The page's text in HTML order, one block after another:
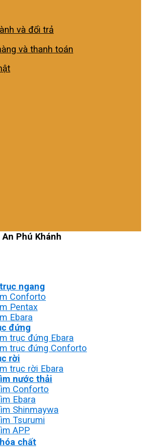
và đổi trả
và thanh toán
An Phú Khánh
ngang
Conforto
Pentax
Ebara
đứng
trục đứng Ebara
trục đứng Conforto
rời
trục rời Ebara
nước thải
Conforto
Ebara
Shinmaywa
Tsurumi
APP
chất